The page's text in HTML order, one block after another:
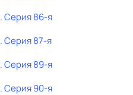
. Серия 86-я
. Серия 87-я
. Серия 89-я
. Серия 90-я